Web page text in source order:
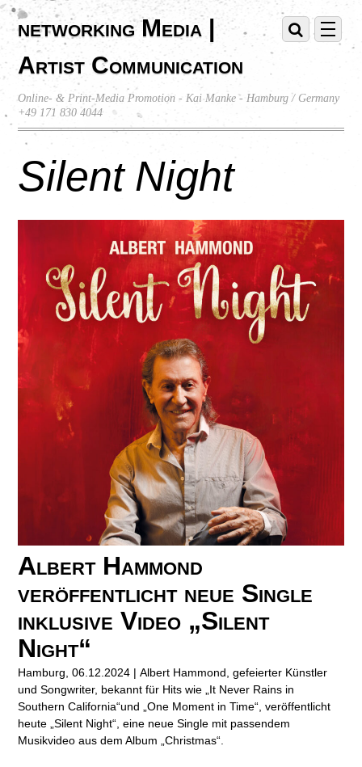
networking Media |
Artist Communication
Online- & Print-Media Promotion - Kai Manke - Hamburg / Germany
+49 171 830 4044
Silent Night
Albert Hammond
veröffentlicht neue Single
inklusive Video „Silent
Night“
Hamburg, 06.12.2024 | Albert Hammond, gefeierter Künstler
und Songwriter, bekannt für Hits wie „It Never Rains in
Southern California“und „One Moment in Time“, veröffentlicht
heute „Silent Night“, eine neue Single mit passendem
Musikvideo aus dem Album „Christmas“.